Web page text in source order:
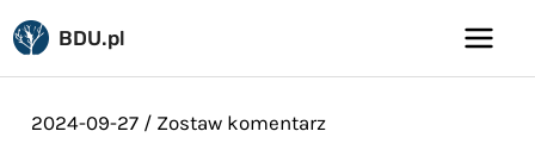
Pomiń
do
treści
BDU.pl
Main
2024-09-27 / Zostaw komentarz